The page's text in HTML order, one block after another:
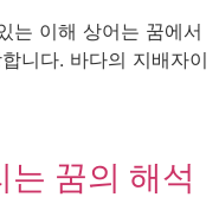
는 이해 상어는 꿈에서
니다. 바다의 지배자이
꿈의 해석